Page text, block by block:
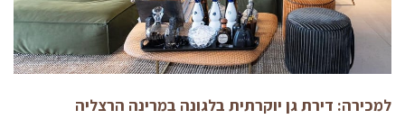
למכירה: דירת גן יוקרתית בלגונה במרינה הרצליה